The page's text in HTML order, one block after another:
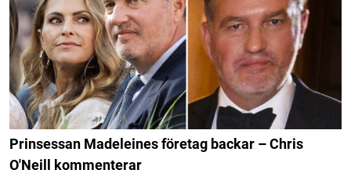
Prinsessan Madeleines företag backar – Chris
O'Neill kommenterar